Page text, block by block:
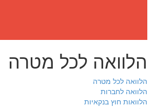
הלוואה לכל מטרה
הלוואה לכל מטרה
הלוואה לחברות
הלוואות חוץ בנקאיות